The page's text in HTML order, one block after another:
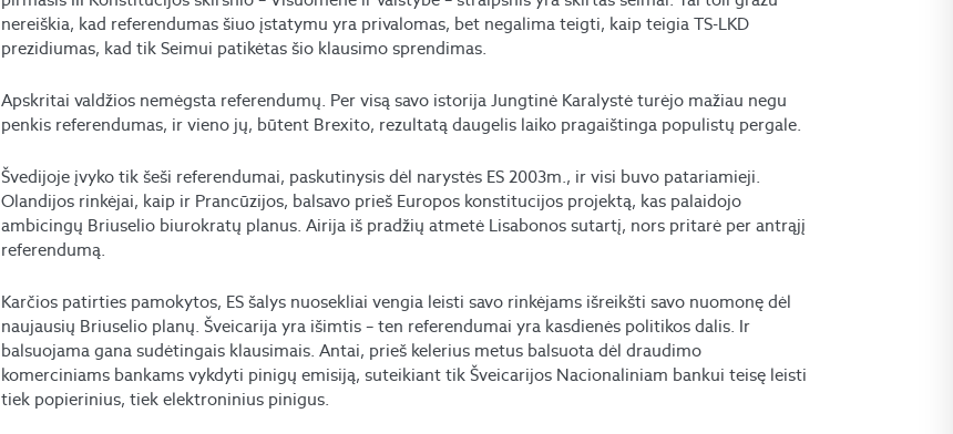
nereiškia, kad referendumas šiuo įstatymu yra privalomas, bet negalima teigti, kaip teigia TS-LKD
prezidiumas, kad tik Seimui patikėtas šio klausimo sprendimas.
Apskritai valdžios nemėgsta referendumų. Per visą savo istorija Jungtinė Karalystė turėjo mažiau negu
penkis referendumas, ir vieno jų, būtent Brexito, rezultatą daugelis laiko pragaištinga populistų pergale.
Švedijoje įvyko tik šeši referendumai, paskutinysis dėl narystės ES 2003m., ir visi buvo patariamieji.
Olandijos rinkėjai, kaip ir Prancūzijos, balsavo prieš Europos konstitucijos projektą, kas palaidojo
ambicingų Briuselio biurokratų planus. Airija iš pradžių atmetė Lisabonos sutartį, nors pritarė per antrąjį
referendumą.
Karčios patirties pamokytos, ES šalys nuosekliai vengia leisti savo rinkėjams išreikšti savo nuomonę dėl
naujausių Briuselio planų. Šveicarija yra išimtis – ten referendumai yra kasdienės politikos dalis. Ir
balsuojama gana sudėtingais klausimais. Antai, prieš kelerius metus balsuota dėl draudimo
komerciniams bankams vykdyti pinigų emisiją, suteikiant tik Šveicarijos Nacionaliniam bankui teisę leisti
tiek popierinius, tiek elektroninius pinigus.